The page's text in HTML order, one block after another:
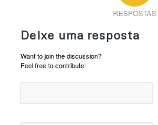
RESPOSTAS
Deixe uma resposta
Want to join the discussion?
Feel free to contribute!